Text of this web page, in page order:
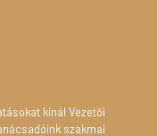
kínál Vezetői
szakmai